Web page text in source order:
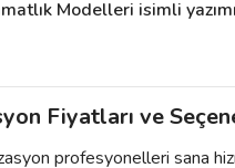
Modelleri isimli
Fiyatları ve
profesyonelleri sana